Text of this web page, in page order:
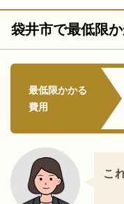
袋井市で最低限
最低限かかる
費用
こ